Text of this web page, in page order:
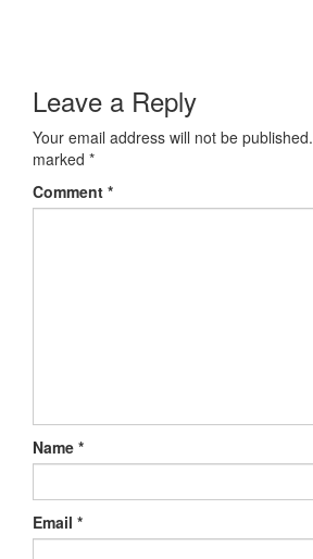
Leave a Reply
Your email address will not be published.
marked *
Comment *
Name *
Email *